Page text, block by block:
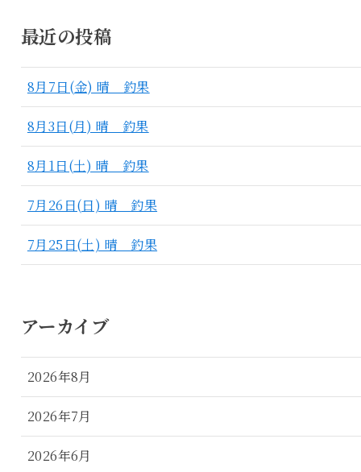
最近の投稿
8月7日(金) 晴 釣果
8月3日(月) 晴 釣果
8月1日(土) 晴 釣果
7月26日(日) 晴 釣果
7月25日(土) 晴 釣果
アーカイブ
2026年8月
2026年7月
2026年6月